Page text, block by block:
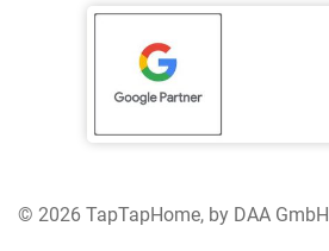
Badewannen
Whirlpools
Duschkabinen
Heimsauna
© 2026 TapTapHome, by DAA GmbH